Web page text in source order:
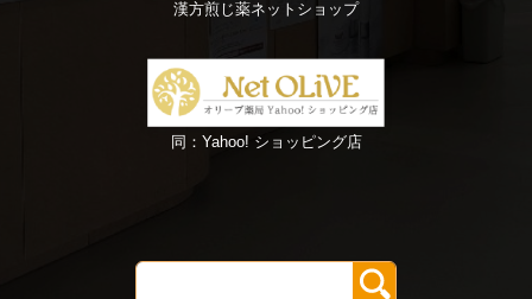
漢方煎じ薬ネットショップ
同：Yahoo! ショッピング店